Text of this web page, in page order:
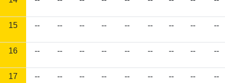
15 -- -- -- -- -- -- -- -- --
16 -- -- -- -- -- -- -- -- --
17 -- -- -- -- -- -- -- -- --